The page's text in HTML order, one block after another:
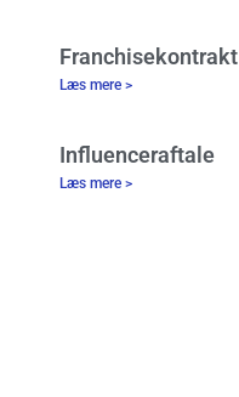
Franchisekontrakt
Læs mere >
Influenceraftale
Læs mere >